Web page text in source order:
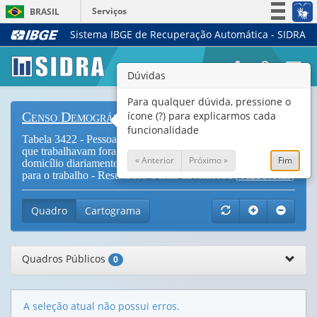
BRASIL
Serviços
Simplifique!
Legislação
Canais
Sistema IBGE de Recuperação Automática - SIDRA
Censo Demográfico
Tabela 3422 - Pessoas ocupadas na semana de referência,
que trabalhavam fora do domicílio e retornavam para seu
domicílio diariamente, por tempo habitual de deslocamento
para o trabalho - Resultados Gerais da Amostra (
Vide Notas)
Quadro Cartograma
Quadros Públicos 0
A seleção atual não possui erros.
Dúvidas
Para qualquer dúvida, pressione o
ícone (?) para explicarmos cada
funcionalidade
« Anterior Próximo » Fim